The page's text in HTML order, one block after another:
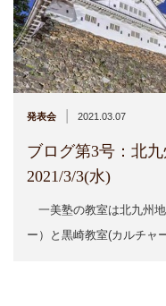
発表会 | 2021.03.07
ブログ第3号：北
2021/3/3(水)
一美塾の教室は北九州
ー）と黒崎教室(カルチャ